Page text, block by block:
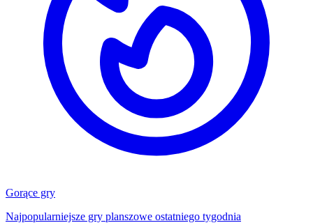
Gorące gry
Najpopularniejsze gry planszowe ostatniego tygodnia